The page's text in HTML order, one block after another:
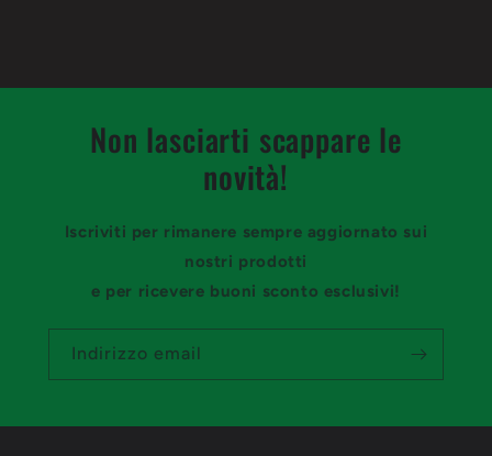
Non lasciarti scappare le
novità!
Iscriviti per rimanere sempre aggiornato sui
nostri prodotti
e per ricevere buoni sconto esclusivi!
Indirizzo email